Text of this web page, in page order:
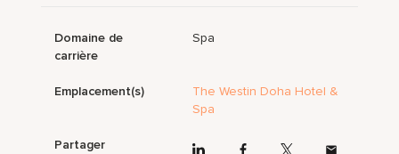
Domaine de
carrière
Spa
Emplacement(s)
The Westin Doha Hotel &
Spa
Partager